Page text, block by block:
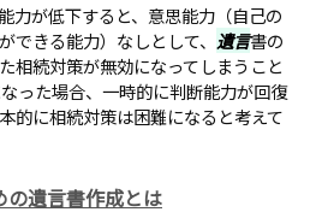
力が低下すると、意思能力（自己の
できる能力）なしとして、 遺言書の
相続対策が無効になってしまうこと
った場合、一時的に判断能力が回復
的に相続対策は困難になると考えて
の遺言書作成とは